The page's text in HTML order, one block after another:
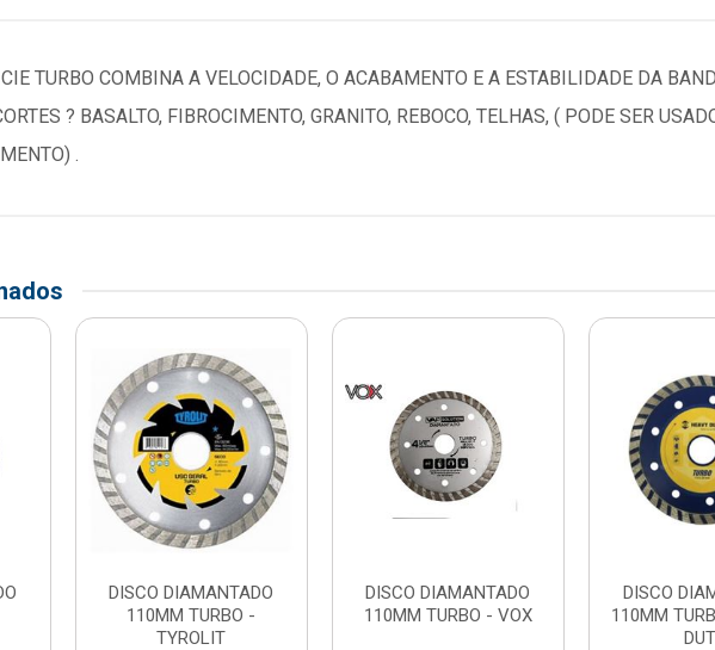
TURBO COMBINA A VELOCIDADE, O ACABAMENTO E A ESTABILIDADE DA
? BASALTO, FIBROCIMENTO, GRANITO, REBOCO, TELHAS, ( PODE SER
.
DISCO DIAMANTADO
110MM TURBO -
TYROLIT
DISCO DIAMANTADO
110MM TURBO - VOX
DISCO
110MM